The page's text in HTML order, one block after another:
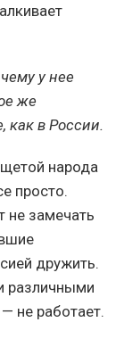
у нее
же
как в России.
народа
просто.
не замечать
дружить.
различными
не работает.